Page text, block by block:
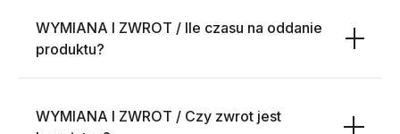
WYMIANA I ZWROT / Ile czasu na oddanie
produktu?
WYMIANA I ZWROT / Czy zwrot jest